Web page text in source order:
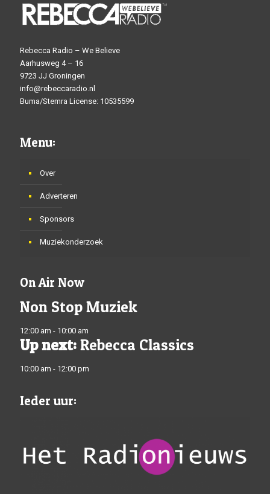
Rebecca Radio – We Believe
Aarhusweg 4 – 16
9723 JJ Groningen
info@rebeccaradio.nl
Buma/Stemra License: 10535599
Menu:
Over
Adverteren
Sponsors
Muziekonderzoek
On Air Now
Non Stop Muziek
12:00 am - 10:00 am
Up next: Rebecca Classics
10:00 am - 12:00 pm
Ieder uur: